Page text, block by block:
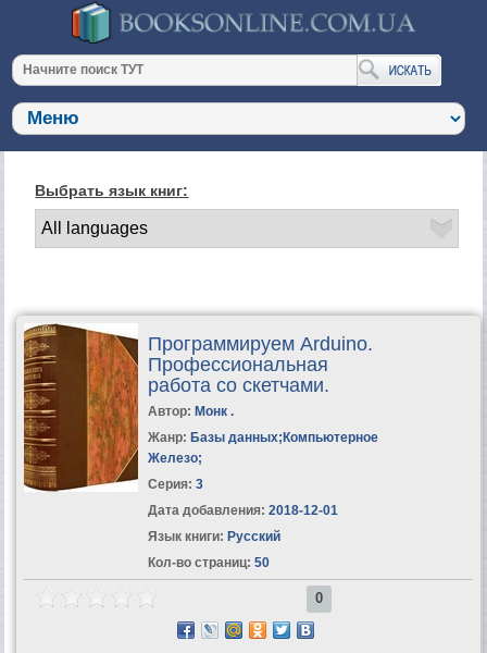
Выбрать язык книг:
Программируем Arduino.
Профессиональная
работа со скетчами.
Автор: Монк .
Жанр: Базы данных; Компьютерное
Железо;
Серия: 3
Дата добавления: 2018-12-01
Язык книги: Русский
Кол-во страниц: 50
0